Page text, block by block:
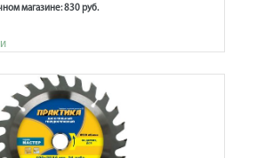
магазине: 830 руб.